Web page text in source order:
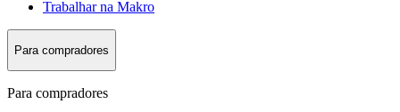
Trabalhar na Makro
Para compradores
Para compradores